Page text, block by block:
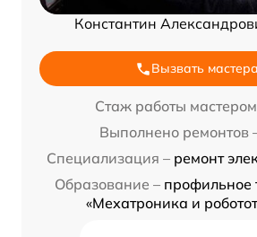
Константин
Вызвать мастера
Стаж работы
Выполнено ремонтов
Специализация – ремонт
Образование – профильное
«Мехатроника и